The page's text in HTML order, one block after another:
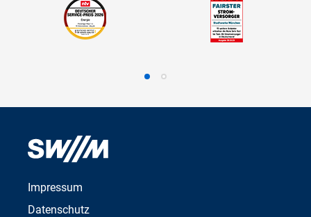
Impressum
Datenschutz